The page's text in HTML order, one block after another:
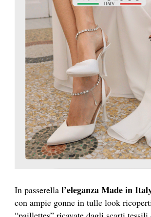
In passerella l’eleganza Made in
con ampie gonne in tulle look